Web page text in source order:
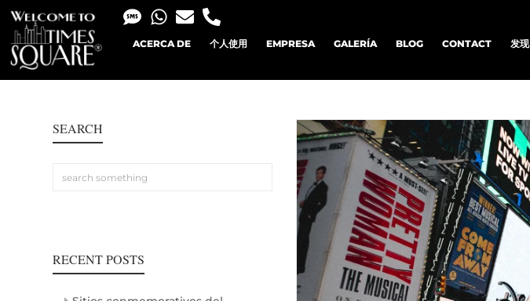
ACERCA DE 个人使用 EMPRESA GALERÍA BLOG CONTACT 发现
SEARCH
RECENT POSTS